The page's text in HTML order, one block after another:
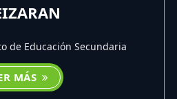
de Educación Secundaria
MÁS